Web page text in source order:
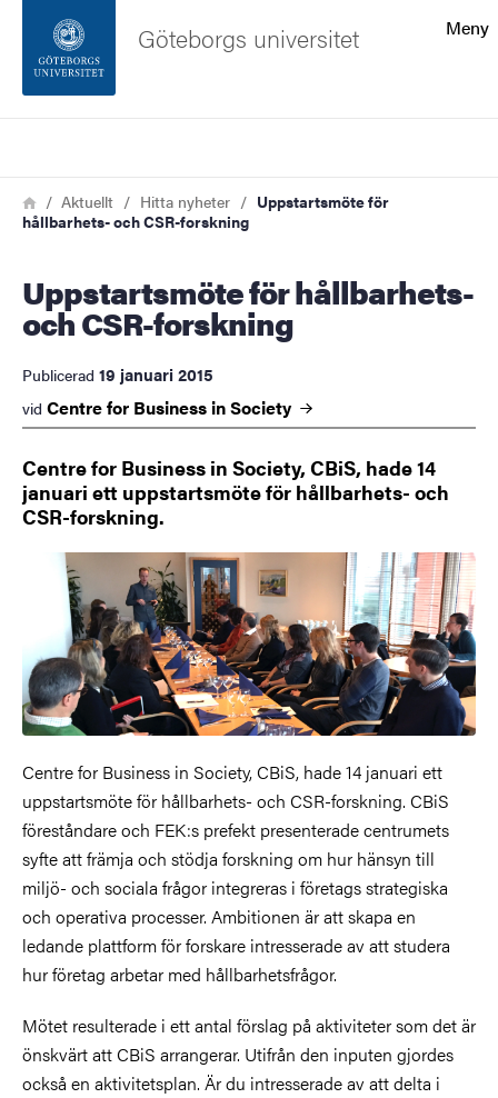
Sidfoten
Om webbplatsen
Meny
Göteborgs universitet
Länkstig
HemAktuellt Hitta nyheter
Uppstartsmöte för
hållbarhets- och CSR-forskning
Uppstartsmöte för hållbarhets-
och CSR-forskning
Publicerad 19 januari 2015
vid Centre for Business inSociety
Centre for Business in Society, CBiS, hade 14
januari ett uppstartsmöte för hållbarhets- och
CSR-forskning.
Centre for Business in Society, CBiS, hade 14 januari ett
uppstartsmöte för hållbarhets- och CSR-forskning. CBiS
föreståndare och FEK:s prefekt presenterade centrumets
syfte att främja och stödja forskning om hur hänsyn till
miljö- och sociala frågor integreras i företags strategiska
och operativa processer. Ambitionen är att skapa en
ledande plattform för forskare intresserade av att studera
hur företag arbetar med hållbarhetsfrågor.
Mötet resulterade i ett antal förslag på aktiviteter som det är
önskvärt att CBiS arrangerar. Utifrån den inputen gjordes
också en aktivitetsplan. Är du intresserade av att delta i